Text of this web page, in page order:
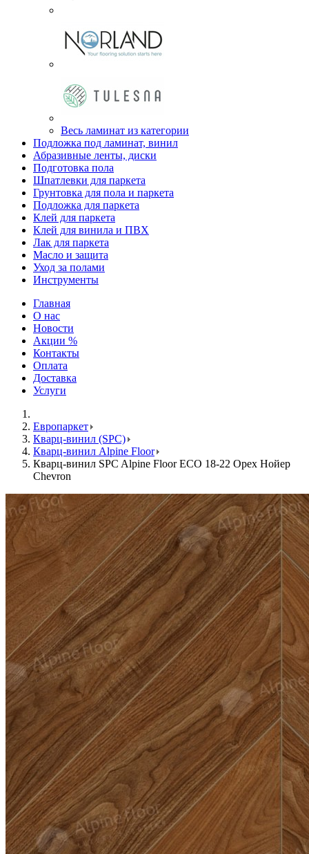
Весь ламинат из категории
Подложка под ламинат, винил
Абразивные ленты, диски
Подготовка пола
Шпатлевки для паркета
Грунтовка для пола и паркета
Подложка для паркета
Клей для паркета
Клей для винила и ПВХ
Лак для паркета
Масло и защита
Уход за полами
Инструменты
Главная
О нас
Новости
Акции %
Контакты
Оплата
Доставка
Услуги
Европаркет
Кварц-винил (SPC)
Кварц-винил Alpine Floor
Кварц-винил SPC Alpine Floor ECO 18-22 Орех Нойер
Chevron